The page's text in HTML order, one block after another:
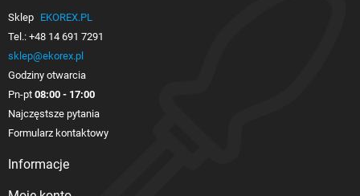
Sklep EKOREX.PL
Tel.: +48 14 691 7291
sklep@ekorex.pl
Godziny otwarcia
Pn-pt 08:00 - 17:00
Najczęstsze pytania
Formularz kontaktowy
Informacje